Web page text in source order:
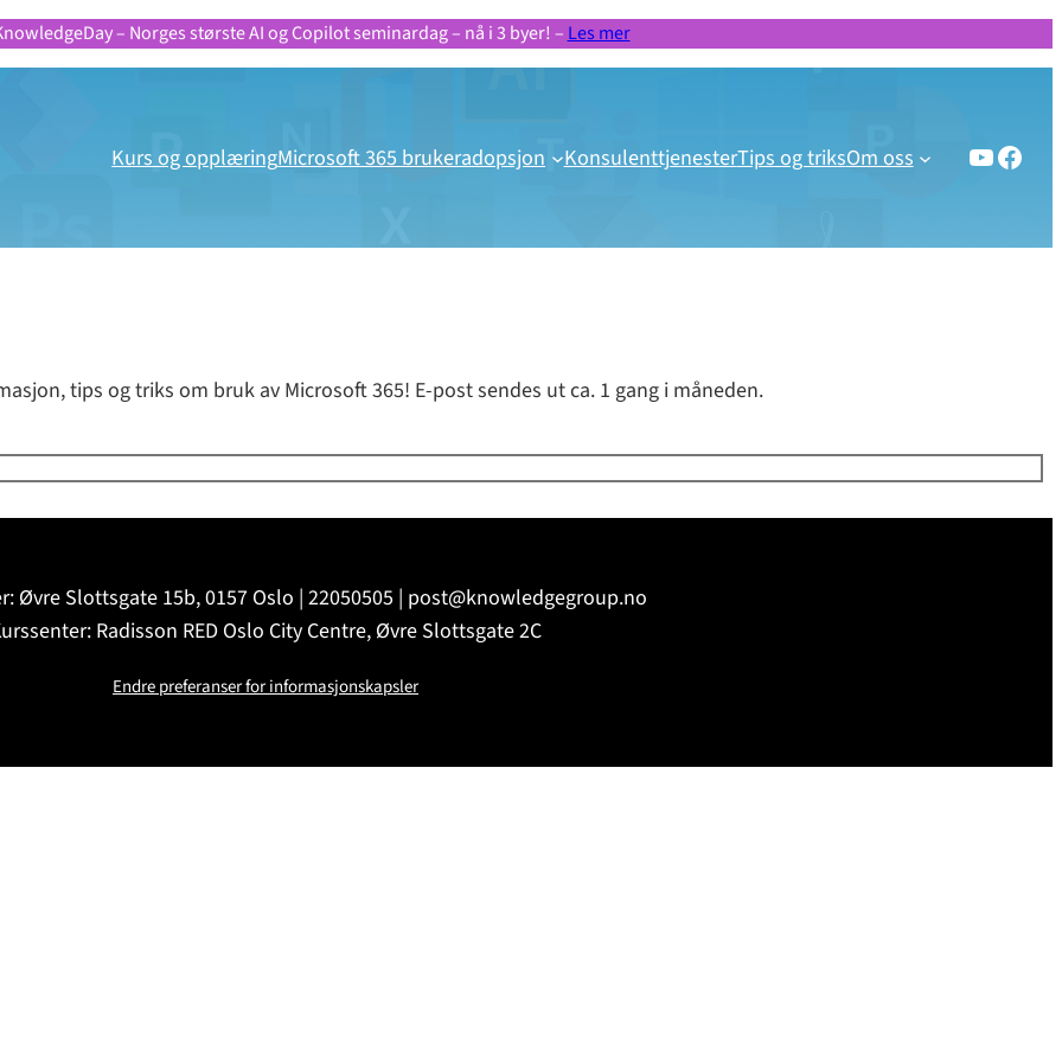
– Norges største AI og Copilot seminardag – nå i 3 byer! – Les mer
Kurs og opplæringMicrosoft 365 brukeradopsjon KonsulenttjenesterTips og triksOm oss Gratis videoer og webinar
Besøk vår Facebook side!
tips og triks om bruk av Microsoft 365! E-post sendes ut ca. 1 gang i måneden.
Øvre Slottsgate 15b, 0157 Oslo | 22050505 | post@knowledgegroup.no
Radisson RED Oslo City Centre, Øvre Slottsgate 2C
Endre preferanser for informasjonskapsler